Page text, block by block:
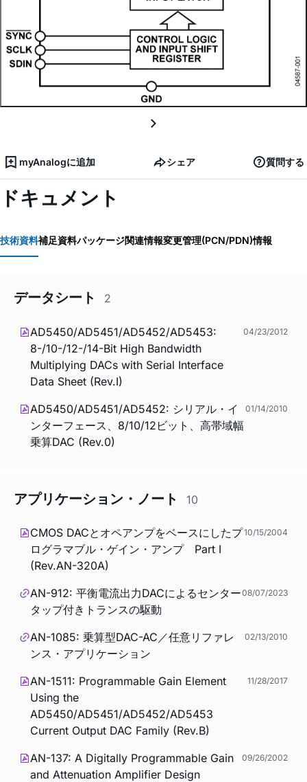
myAnalogに追加 シェア 質問する
ドキュメント
技術資料補足資料パッケージ関連情報変更管理(PCN/PDN)情報
データシート 2
AD5450/AD5451/AD5452/AD5453:
8-/10-/12-/14-Bit High Bandwidth
Multiplying DACs with Serial Interface
Data Sheet (Rev.I)
04/23/2012
AD5450/AD5451/AD5452: シリアル・イ
ンターフェース、8/10/12ビット、高帯域幅
乗算DAC (Rev.0)
01/14/2010
アプリケーション・ノート 10
CMOS DACとオペアンプをベースにしたプ
ログラマブル・ゲイン・アンプ Part I
(Rev.AN-320A)
10/15/2004
AN-912: 平衡電流出力DACによるセンター
タップ付きトランスの駆動
08/07/2023
AN-1085: 乗算型DAC-AC／任意リファレ
ンス・アプリケーション
02/13/2010
AN-1511: Programmable Gain Element
Using the
AD5450/AD5451/AD5452/AD5453
Current Output DAC Family (Rev.B)
11/28/2017
AN-137: A Digitally Programmable Gain
and Attenuation Amplifier Design
09/26/2002